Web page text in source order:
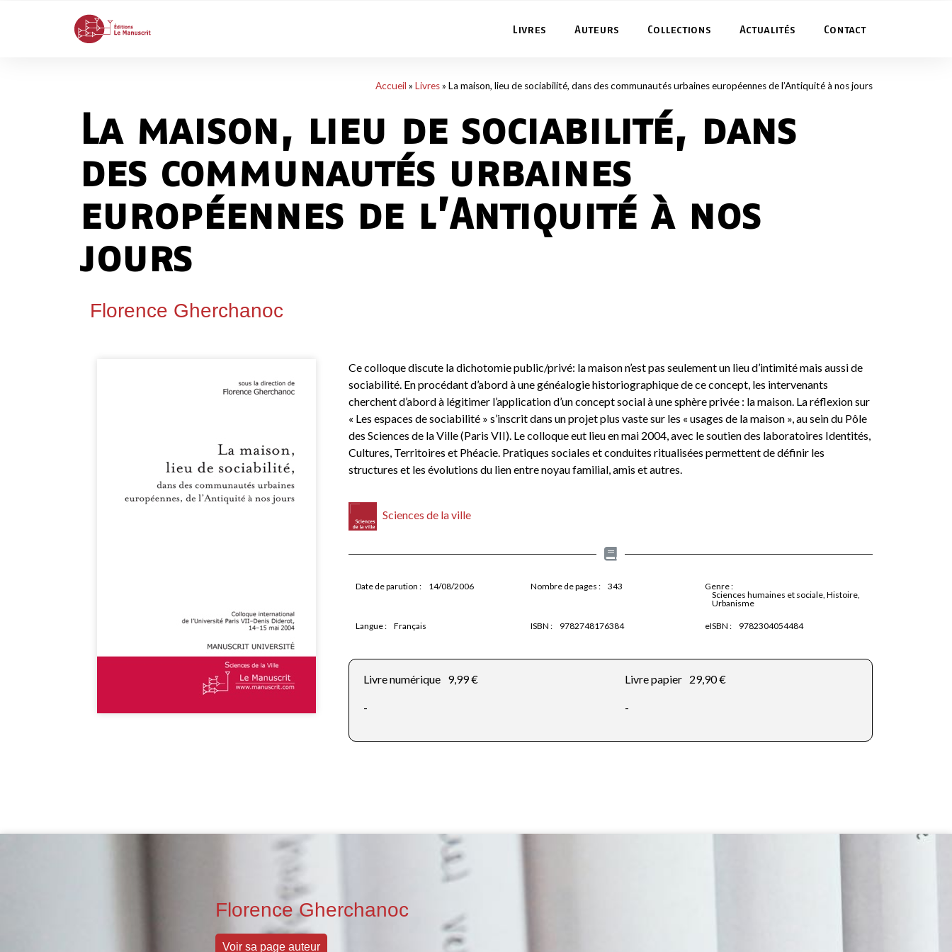
Livres Auteurs Collections Actualités Contact
Accueil » Livres» La maison, lieu de sociabilité, dans des communautés urbaines européennes de l’Antiquité à nos jours
La maison, lieu de sociabilité, dans
des communautés urbaines
européennes de l’Antiquité à nos
jours
Florence Gherchanoc
Ce colloque discute la dichotomie public/privé: la maison n’est pas seulement un lieu d’intimité mais aussi de
sociabilité. En procédant d’abord à une généalogie historiographique de ce concept, les intervenants
cherchent d’abord à légitimer l’application d’un concept social à une sphère privée : la maison. La réflexion sur
« Les espaces de sociabilité » s’inscrit dans un projet plus vaste sur les « usages de la maison », au sein du Pôle
des Sciences de la Ville (Paris VII). Le colloque eut lieu en mai 2004, avec le soutien des laboratoires Identités,
Cultures, Territoires et Phéacie. Pratiques sociales et conduites ritualisées permettent de définir les
structures et les évolutions du lien entre noyau familial, amis et autres.
Sciences de la ville
Date de parution : 14/08/2006 Nombre de pages : 343
Genre :
Sciences humaines et sociale, Histoire,
Urbanisme
Langue : Français ISBN : 9782748176384 eISBN : 9782304054484
Livre numérique 9,99 €
-
Livre papier 29,90 €
-
Florence Gherchanoc
Voir sa page auteur